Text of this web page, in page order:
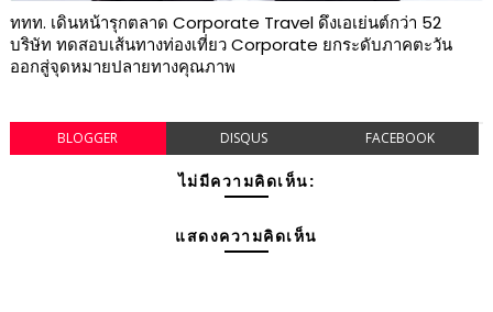
ททท. เดินหน้ารุกตลาด Corporate Travel ดึงเอเย่นต์กว่า 52
บริษัท ทดสอบเส้นทางท่องเที่ยว Corporate ยกระดับภาคตะวัน
ออกสู่จุดหมายปลายทางคุณภาพ
BLOGGER DISQUS FACEBOOK
ไม่มีความคิดเห็น:
แสดงความคิดเห็น